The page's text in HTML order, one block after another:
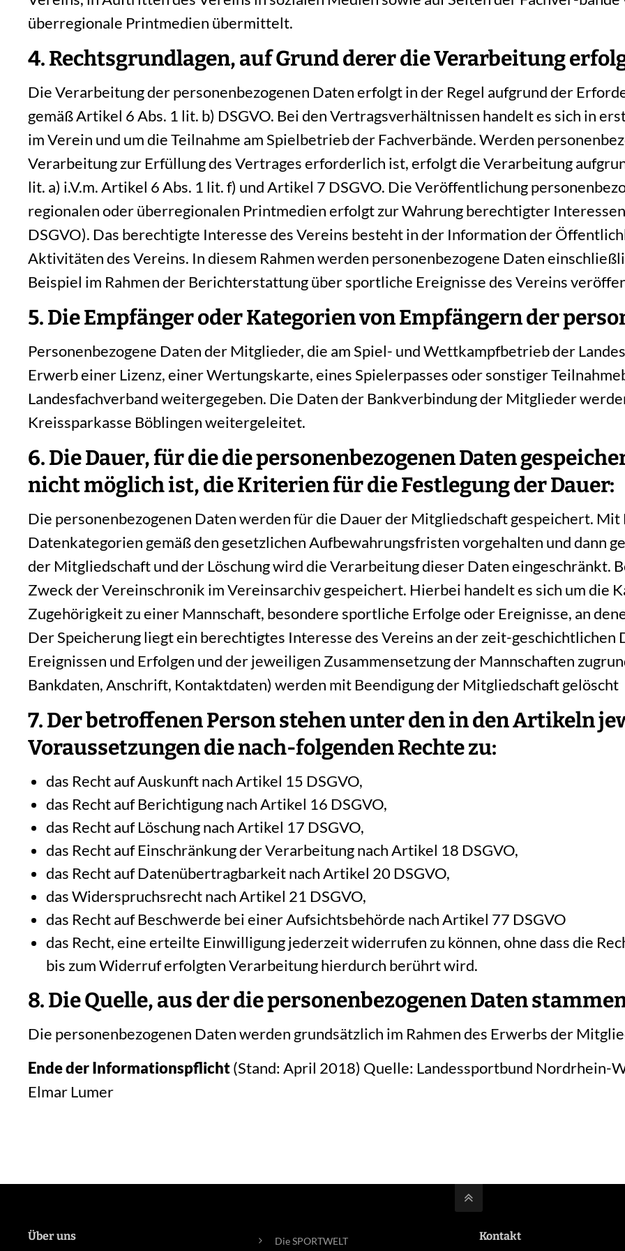
überregionale Printmedien übermittelt.
4. Rechtsgrundlagen, auf Grund derer die Verarbeitung
Die Verarbeitung der personenbezogenen Daten erfolgt in der Regel aufgrund der
gemäß Artikel 6 Abs. 1 lit. b) DSGVO. Bei den Vertragsverhältnissen handelt es sich in
im Verein und um die Teilnahme am Spielbetrieb der Fachverbände. Werden
Verarbeitung zur Erfüllung des Vertrages erforderlich ist, erfolgt die Verarbeitung
lit. a) i.V.m. Artikel 6 Abs. 1 lit. f) und Artikel 7 DSGVO. Die Veröffentlichung
regionalen oder überregionalen Printmedien erfolgt zur Wahrung berechtigter
DSGVO). Das berechtigte Interesse des Vereins besteht in der Information der
Aktivitäten des Vereins. In diesem Rahmen werden personenbezogene Daten
Beispiel im Rahmen der Berichterstattung über sportliche Ereignisse des Vereins
5. Die Empfänger oder Kategorien von Empfängern der
Personenbezogene Daten der Mitglieder, die am Spiel- und Wettkampfbetrieb der
Erwerb einer Lizenz, einer Wertungskarte, eines Spielerpasses oder sonstiger
Landesfachverband weitergegeben. Die Daten der Bankverbindung der Mitglieder
Kreissparkasse Böblingen weitergeleitet.
6. Die Dauer, für die die personenbezogenen Daten
nicht möglich ist, die Kriterien für die Festlegung der Dauer:
Die personenbezogenen Daten werden für die Dauer der Mitgliedschaft gespeichert.
Datenkategorien gemäß den gesetzlichen Aufbewahrungsfristen vorgehalten und dann
der Mitgliedschaft und der Löschung wird die Verarbeitung dieser Daten eingeschränkt.
Zweck der Vereinschronik im Vereinsarchiv gespeichert. Hierbei handelt es sich um die
Zugehörigkeit zu einer Mannschaft, besondere sportliche Erfolge oder Ereignisse, an
Der Speicherung liegt ein berechtigtes Interesse des Vereins an der zeit-
Ereignissen und Erfolgen und der jeweiligen Zusammensetzung der Mannschaften
Bankdaten, Anschrift, Kontaktdaten) werden mit Beendigung der Mitgliedschaft gelöscht
7. Der betroffenen Person stehen unter den in den Artikeln
Voraussetzungen die nach-folgenden Rechte zu:
das Recht auf Auskunft nach Artikel 15 DSGVO,
das Recht auf Berichtigung nach Artikel 16 DSGVO,
das Recht auf Löschung nach Artikel 17 DSGVO,
das Recht auf Einschränkung der Verarbeitung nach Artikel 18 DSGVO,
das Recht auf Datenübertragbarkeit nach Artikel 20 DSGVO,
das Widerspruchsrecht nach Artikel 21 DSGVO,
das Recht auf Beschwerde bei einer Aufsichtsbehörde nach Artikel 77 DSGVO
das Recht, eine erteilte Einwilligung jederzeit widerrufen zu können, ohne dass die
bis zum Widerruf erfolgten Verarbeitung hierdurch berührt wird.
8. Die Quelle, aus der die personenbezogenen Daten
Die personenbezogenen Daten werden grundsätzlich im Rahmen des Erwerbs der
Ende der Informationspflicht(Stand: April 2018) Quelle: Landessportbund Nordrhein-
Elmar Lumer
Über uns Die SPORTWELT Kontakt